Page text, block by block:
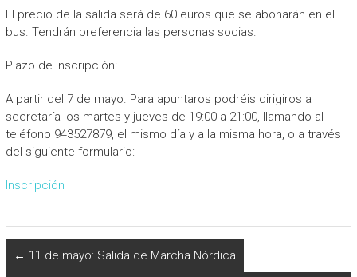
El precio de la salida será de 60 euros que se abonarán en el
bus. Tendrán preferencia las personas socias.
Plazo de inscripción:
A partir del 7 de mayo. Para apuntaros podréis dirigiros a
secretaría los martes y jueves de 19:00 a 21:00, llamando al
teléfono 943527879, el mismo día y a la misma hora, o a través
del siguiente formulario:
Inscripción
← 11 de mayo: Salida de Marcha Nórdica